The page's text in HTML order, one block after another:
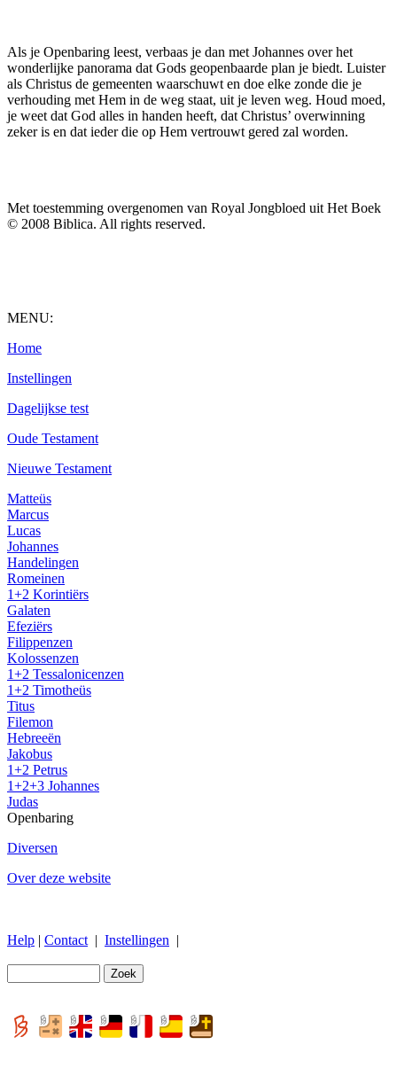
Als je Openbaring leest, verbaas je dan met Johannes over het
wonderlijke panorama dat Gods geopenbaarde plan je biedt. Luister
als Christus de gemeenten waarschuwt en doe elke zonde die je
verhouding met Hem in de weg staat, uit je leven weg. Houd moed,
je weet dat God alles in handen heeft, dat Christus’ overwinning
zeker is en dat ieder die op Hem vertrouwt gered zal worden.
Met toestemming overgenomen van Royal Jongbloed uit Het Boek
© 2008 Biblica. All rights reserved.
MENU:
Home
Instellingen
Dagelijkse test
Oude Testament
Nieuwe Testament
Matteüs
Marcus
Lucas
Johannes
Handelingen
Romeinen
1+2 Korintiërs
Galaten
Efeziërs
Filippenzen
Kolossenzen
1+2 Tessalonicenzen
1+2 Timotheüs
Titus
Filemon
Hebreeën
Jakobus
1+2 Petrus
1+2+3 Johannes
Judas
Openbaring
Diversen
Over deze website
Help | Contact | Instellingen |